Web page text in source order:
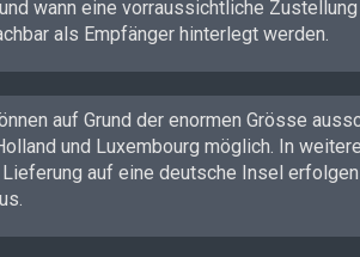
wann eine vorraussichtliche
als Empfänger hinterlegt werden.
auf Grund der enormen Grösse
und Luxembourg möglich. In
Lieferung auf eine deutsche Insel